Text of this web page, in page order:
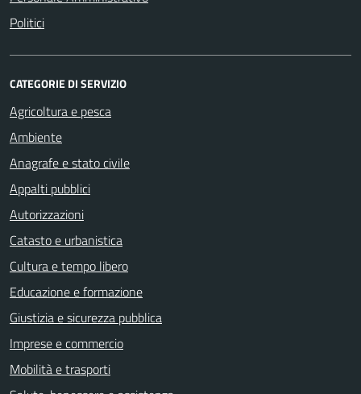
Politici
CATEGORIE DI SERVIZIO
Agricoltura e pesca
Ambiente
Anagrafe e stato civile
Appalti pubblici
Autorizzazioni
Catasto e urbanistica
Cultura e tempo libero
Educazione e formazione
Giustizia e sicurezza pubblica
Imprese e commercio
Mobilità e trasporti